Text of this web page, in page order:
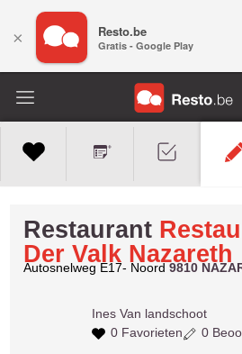
Restaurant
Der Valk Nazareth
Autosnelweg E17- Noord9810
Ines Van landschoot
0 Favorieten
0
× Resto.be
Gratis - Google Play